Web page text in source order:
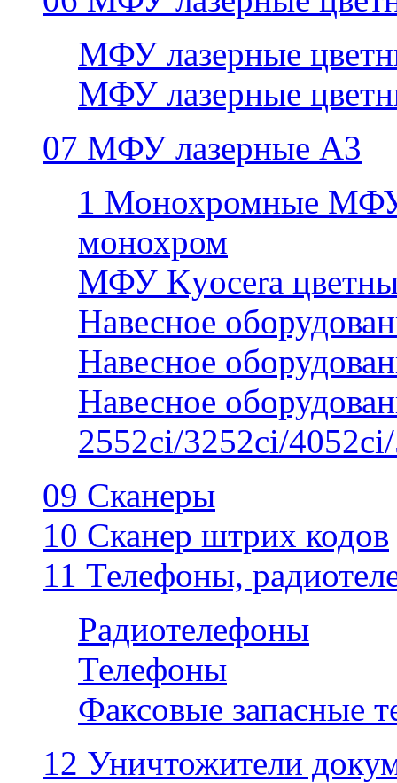
МФУ лазерные
МФУ лазерные
07 МФУ лазерные А3
1 Монохромные
монохром
МФУ Kyocera
Навесное
Навесное
Навесное
2552ci/3252ci/
09 Сканеры
10 Сканер штрих кодов
11 Телефоны,
Радиотелефоны
Телефоны
Факсовые запасные
12 Уничтожители